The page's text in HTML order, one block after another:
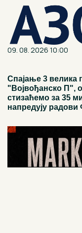
09. 08. 2026 10:00
Спајање 3 велика
"Војвођанско П",
стизаћемо за 35
напредују